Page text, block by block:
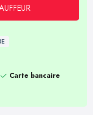
Carte bancaire